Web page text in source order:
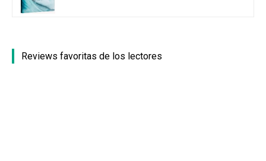
Reviews favoritas de los lectores